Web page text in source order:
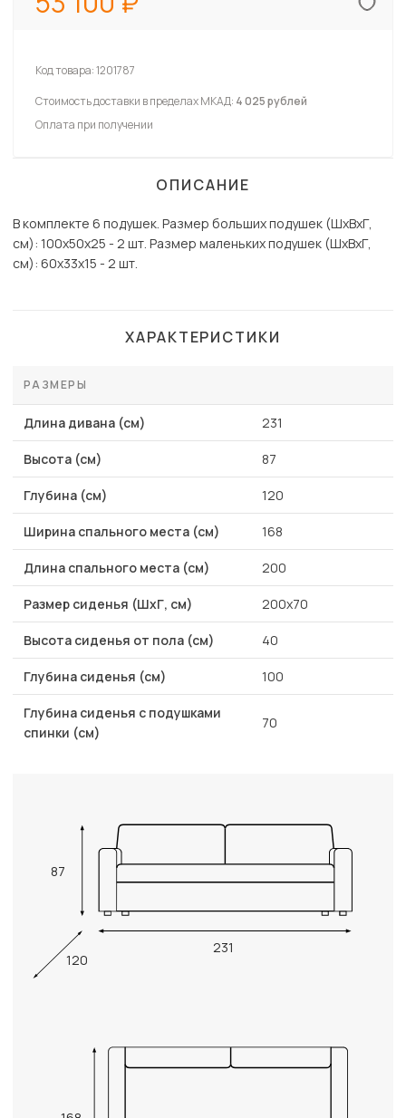
Код товара:1201787
Стоимость доставки в пределах МКАД: 4 025 рублей
Оплата при получении
ОПИСАНИЕ
В комплекте 6 подушек. Размер больших подушек (ШхВхГ,
см): 100х50х25 - 2 шт. Размер маленьких подушек (ШхВхГ,
см): 60х33х15 - 2 шт.
ХАРАКТЕРИСТИКИ
РАЗМЕРЫ
Длина дивана (см) 231
Высота (см) 87
Глубина (см) 120
Ширина спального места (см) 168
Длина спального места (см) 200
Размер сиденья (ШхГ, см) 200х70
Высота сиденья от пола (см) 40
Глубина сиденья (см) 100
Глубина сиденья с подушками
спинки (см)
70
87
231
120